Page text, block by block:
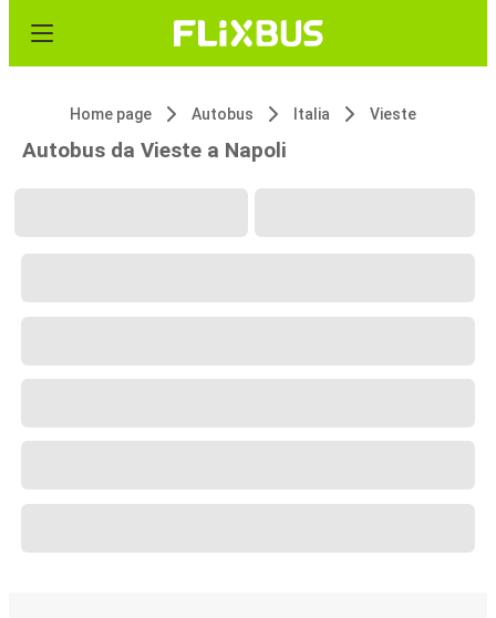
Home page Autobus Italia Vieste
Autobus da Vieste a Napoli